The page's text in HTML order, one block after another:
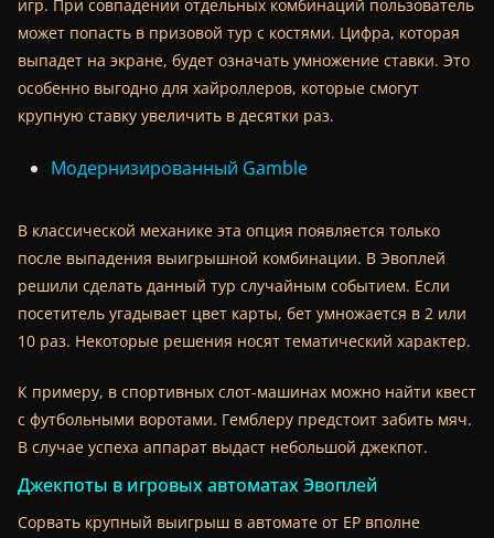
игр. При совпадении отдельных комбинаций пользователь
может попасть в призовой тур с костями. Цифра, которая
выпадет на экране, будет означать умножение ставки. Это
особенно выгодно для хайроллеров, которые смогут
крупную ставку увеличить в десятки раз.
Модернизированный Gamble
В классической механике эта опция появляется только
после выпадения выигрышной комбинации. В Эвоплей
решили сделать данный тур случайным событием. Если
посетитель угадывает цвет карты, бет умножается в 2 или
10 раз. Некоторые решения носят тематический характер.
К примеру, в спортивных слот-машинах можно найти квест
с футбольными воротами. Гемблеру предстоит забить мяч.
В случае успеха аппарат выдаст небольшой джекпот.
Джекпоты в игровых автоматах Эвоплей
Сорвать крупный выигрыш в автомате от EP вполне